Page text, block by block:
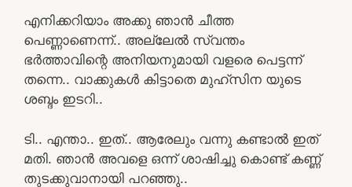
എനിക്കറിയാം അക്കു ഞാൻ ചീത്ത
പെണ്ണാണെന്ന്.. അല്ലേൽ സ്വന്തം
ഭർത്താവിന്റെ അനിയനുമായി വളരെ പെട്ടന്ന്
തന്നെ.. വാക്കുകൾ കിട്ടാതെ മുഹ്സിന യുടെ
ശബ്ദം ഇടറി..
ടി.. എന്താ.. ഇത്.. ആരേലും വന്നു കണ്ടാൽ ഇത്
മതി. ഞാൻ അവളെ ഒന്ന് ശാഷിച്ചു കൊണ്ട് കണ്ണ്
തുടക്കുവാനായി പറഞ്ഞു..